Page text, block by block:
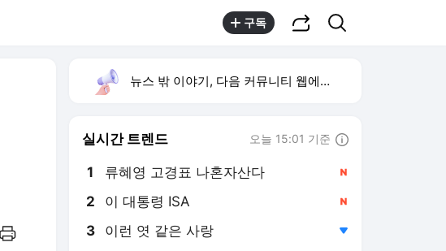
구독
뉴스 밖 이야기, 다음 커뮤니티 웹에서 보기
실시간 트렌드 오늘 15:01 기준
1 류혜영 고경표 나혼자산다
2 이 대통령 ISA
3 이런 엿 같은 사랑